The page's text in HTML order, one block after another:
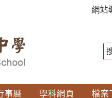
網站
事曆 學科網頁 檔案